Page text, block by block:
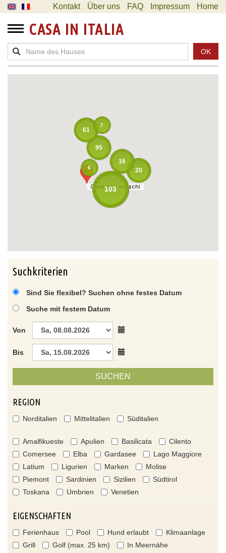
Kontakt Über uns FAQ Impressum Home
CASA IN ITALIA
OK
Casa dei Lentischi
20
95
103
16
61
Casa dei Lentischi
6
7
Suchkriterien
Sind Sie flexibel? Suchen ohne festes Datum
Suche mit festem Datum
Von
Bis
SUCHEN
REGION
Norditalien Mittelitalien Süditalien
Amalfikueste Apulien Basilicata
Cilento
Comersee
Elba Gardasee
Lago Maggiore
Latium
Ligurien Marken
Molise
Piemont
Sardinien Sizilien
Südtirol
Toskana
Umbrien Venetien
EIGENSCHAFTEN
Ferienhaus Pool Hund erlaubt
Klimaanlage
Grill
Golf (max. 25 km)
In Meernähe